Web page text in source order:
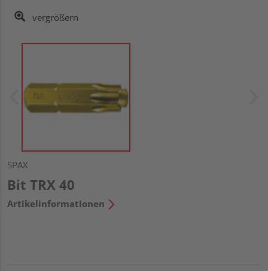
vergrößern
SPAX
Bit TRX 40
Artikelinformationen